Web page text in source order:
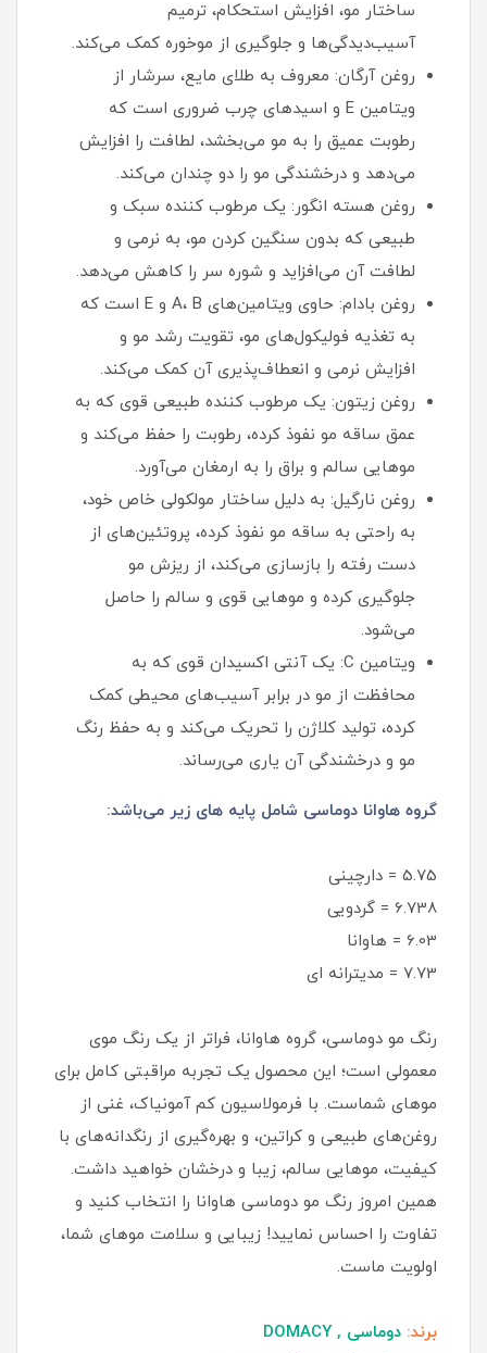
ساختار مو، افزایش استحکام، ترمیم
آسیب‌دیدگی‌ها و جلوگیری از موخوره کمک می‌کند.
روغن آرگان: معروف به طلای مایع، سرشار از
ویتامین E و اسیدهای چرب ضروری است که
رطوبت عمیق را به مو می‌بخشد، لطافت را افزایش
می‌دهد و درخشندگی مو را دو چندان می‌کند.
روغن هسته انگور: یک مرطوب‌ کننده سبک و
طبیعی که بدون سنگین کردن مو، به نرمی و
لطافت آن می‌افزاید و شوره سر را کاهش می‌دهد.
روغن بادام: حاوی ویتامین‌های A، B و E است که
به تغذیه فولیکول‌های مو، تقویت رشد مو و
افزایش نرمی و انعطاف‌پذیری آن کمک می‌کند.
روغن زیتون: یک مرطوب‌ کننده طبیعی قوی که به
عمق ساقه مو نفوذ کرده، رطوبت را حفظ می‌کند و
موهایی سالم و براق را به ارمغان می‌آورد.
روغن نارگیل: به دلیل ساختار مولکولی خاص خود،
به راحتی به ساقه مو نفوذ کرده، پروتئین‌های از
دست رفته را بازسازی می‌کند، از ریزش مو
جلوگیری کرده و موهایی قوی و سالم را حاصل
می‌شود.
ویتامین C: یک آنتی‌ اکسیدان قوی که به
محافظت از مو در برابر آسیب‌های محیطی کمک
کرده، تولید کلاژن را تحریک می‌کند و به حفظ رنگ
مو و درخشندگی آن یاری می‌رساند.
گروه هاوانا دوماسی شامل پایه های زیر می‌باشد:
5.75 = دارچینی
6.738 = گردویی
6.03 = هاوانا
7.73 = مدیترانه ای
رنگ مو دوماسی، گروه هاوانا، فراتر از یک رنگ موی
معمولی است؛ این محصول یک تجربه مراقبتی کامل برای
موهای شماست. با فرمولاسیون کم‌ آمونیاک، غنی از
روغن‌های طبیعی و کراتین، و بهره‌گیری از رنگدانه‌های با
کیفیت، موهایی سالم، زیبا و درخشان خواهید داشت.
همین امروز رنگ مو دوماسی هاوانا را انتخاب کنید و
تفاوت را احساس نمایید! زیبایی و سلامت موهای شما،
اولویت ماست.
برند: دوماسی , DOMACY